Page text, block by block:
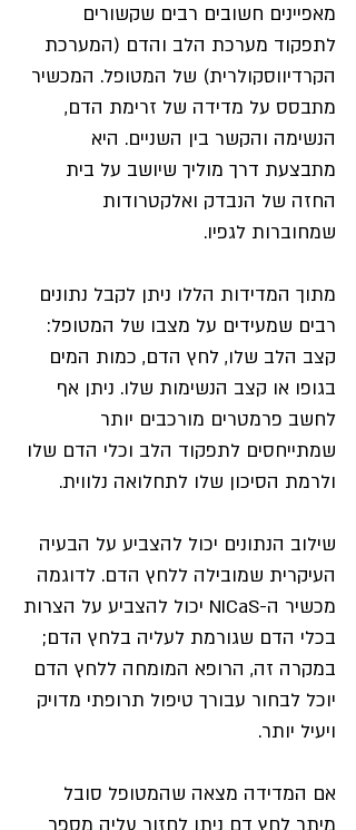
מאפיינים חשובים רבים שקשורים
לתפקוד מערכת הלב והדם (המערכת
הקרדיווסקולרית) של המטופל. המכשיר
מתבסס על מדידה של זרימת הדם,
הנשימה והקשר בין השניים. היא
מתבצעת דרך מוליך שיושב על בית
החזה של הנבדק ואלקטרודות
שמחוברות לגפיו.
מתוך המדידות הללו ניתן לקבל נתונים
רבים שמעידים על מצבו של המטופל:
קצב הלב שלו, לחץ הדם, כמות המים
בגופו או קצב הנשימות שלו. ניתן אף
לחשב פרמטרים מורכבים יותר
שמתייחסים לתפקוד הלב וכלי הדם שלו
ולרמת הסיכון שלו לתחלואה נלווית.
שילוב הנתונים יכול להצביע על הבעיה
העיקרית שמובילה ללחץ הדם. לדוגמה
מכשיר ה-NICaS יכול להצביע על הצרות
בכלי הדם שגורמת לעליה בלחץ הדם;
במקרה זה, הרופא המומחה ללחץ הדם
יוכל לבחור עבורך טיפול תרופתי מדויק
ויעיל יותר.
אם המדידה מצאה שהמטופל סובל